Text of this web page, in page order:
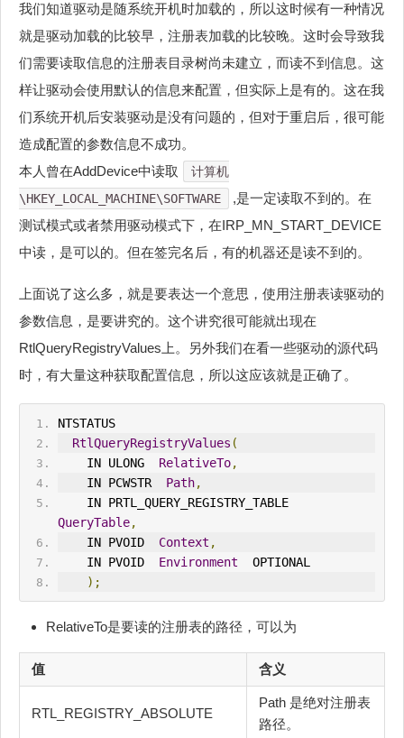
我们知道驱动是随系统开机时加载的，所以这时候有一种情况
就是驱动加载的比较早，注册表加载的比较晚。这时会导致我
们需要读取信息的注册表目录树尚未建立，而读不到信息。这
样让驱动会使用默认的信息来配置，但实际上是有的。这在我
们系统开机后安装驱动是没有问题的，但对于重启后，很可能
造成配置的参数信息不成功。
本人曾在AddDevice中读取
计算机
\HKEY_LOCAL_MACHINE\SOFTWARE
,是一定读取不到的。在
测试模式或者禁用驱动模式下，在IRP_MN_START_DEVICE
中读，是可以的。但在签完名后，有的机器还是读不到的。
上面说了这么多，就是要表达一个意思，使用注册表读驱动的
参数信息，是要讲究的。这个讲究很可能就出现在
RtlQueryRegistryValues上。另外我们在看一些驱动的源代码
时，有大量这种获取配置信息，所以这应该就是正确了。
NTSTATUS
RtlQueryRegistryValues (
    IN ULONG
RelativeTo,
    IN PCWSTR
Path,
    IN PRTL_QUERY_REGISTRY_TABLE
QueryTable,
    IN PVOID
Context ,
    IN PVOID
Environment
  OPTIONAL
);
RelativeTo是要读的注册表的路径，可以为
值 含义
RTL_REGISTRY_ABSOLUTE
Path 是绝对注册表
路径。